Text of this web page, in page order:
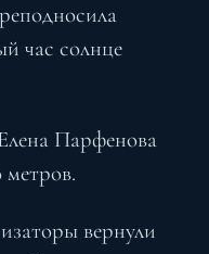
час солнце
Парфенова
вернули